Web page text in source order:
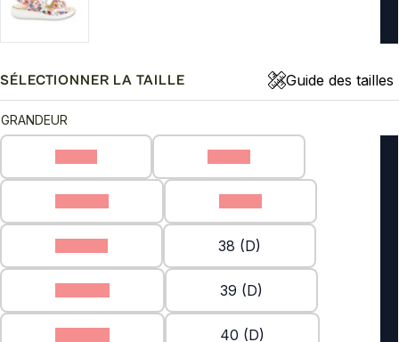
SÉLECTIONNER LA TAILLE Guide des tailles
GRANDEUR
38 (D)
39 (D)
40 (D)